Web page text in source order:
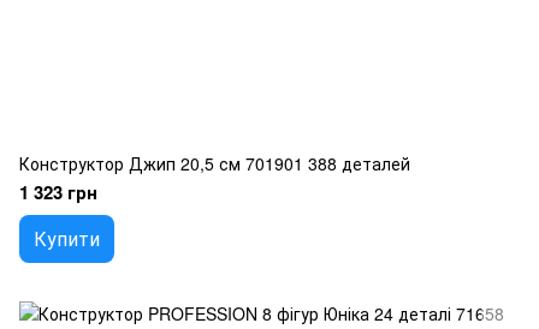
Конструктор Джип 20,5 см 701901 388 деталей
1 323 грн
Купити